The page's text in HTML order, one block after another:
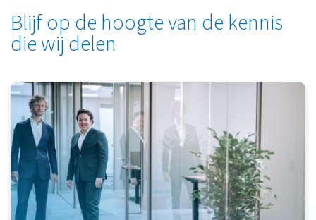
Blijf op de hoogte van de kennis
die wij delen